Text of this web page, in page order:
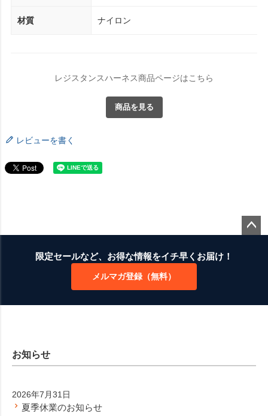
材質 ナイロン
レジスタンスハーネス商品ページはこちら
商品を見る
レビューを書く
限定セールなど、お得な情報をイチ早くお届け！
メルマガ登録（無料）
お知らせ
2026年7月31日
夏季休業のお知らせ